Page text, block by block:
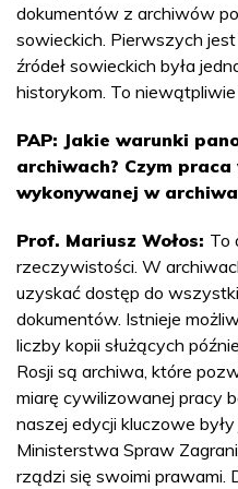
dokumentów z archiwów
sowieckich. Pierwszych
źródeł sowieckich była
historykom. To
PAP: Jakie warunki
archiwach? Czym
wykonywanej w
Prof. Mariusz Wołos: To
rzeczywistości. W
uzyskać dostęp do
dokumentów. Istnieje
liczby kopii służących
Rosji są archiwa, które
miarę cywilizowanej pracy
naszej edycji kluczowe
Ministerstwa Spraw
rządzi się swoimi prawami.